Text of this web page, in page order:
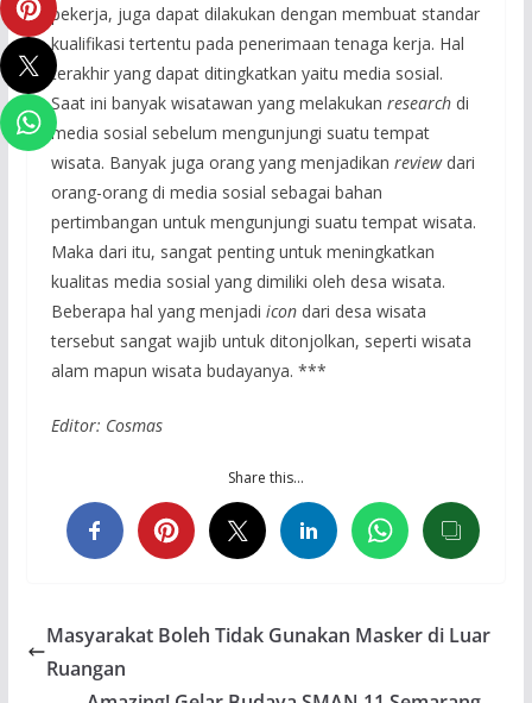
pekerja, juga dapat dilakukan dengan membuat standar
kualifikasi tertentu pada penerimaan tenaga kerja. Hal
terakhir yang dapat ditingkatkan yaitu media sosial.
Saat ini banyak wisatawan yang melakukan researchdi
media sosial sebelum mengunjungi suatu tempat
wisata. Banyak juga orang yang menjadikan reviewdari
orang-orang di media sosial sebagai bahan
pertimbangan untuk mengunjungi suatu tempat wisata.
Maka dari itu, sangat penting untuk meningkatkan
kualitas media sosial yang dimiliki oleh desa wisata.
Beberapa hal yang menjadi icondari desa wisata
tersebut sangat wajib untuk ditonjolkan, seperti wisata
alam mapun wisata budayanya. ***
Editor: Cosmas
Share this…
Masyarakat Boleh Tidak Gunakan Masker di Luar
Ruangan